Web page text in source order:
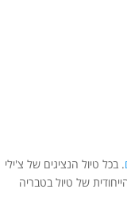
. בכל טיול הנציגים של צ'ילי
של טיול בטבריה